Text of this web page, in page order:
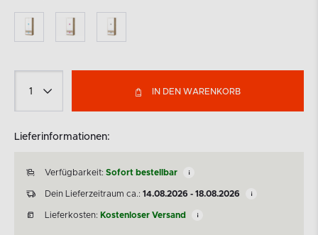
IN DEN WARENKORB
Lieferinformationen:
Verfügbarkeit: Sofort bestellbar
Dein Lieferzeitraum ca.: 14.08.2026 - 18.08.2026
Lieferkosten: Kostenloser Versand